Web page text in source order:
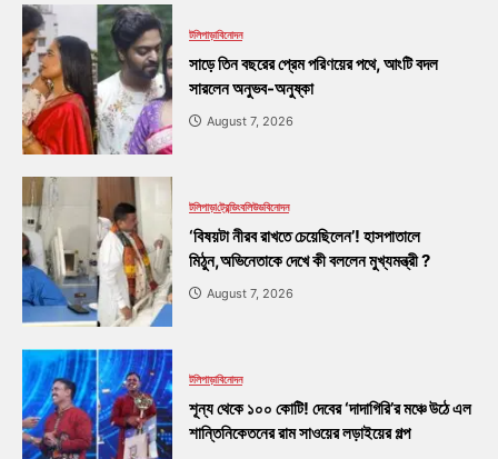
টলিপাড়াবিনোদন
সাড়ে তিন বছরের প্রেম পরিণয়ের পথে, আংটি বদল
সারলেন অনুভব-অনুষ্কা
August 7, 2026
টলিপাড়াট্রেন্ডিংবলিউডবিনোদন
‘বিষয়টা নীরব রাখতে চেয়েছিলেন’! হাসপাতালে
মিঠুন,অভিনেতাকে দেখে কী বললেন মুখ্যমন্ত্রী ?
August 7, 2026
টলিপাড়াবিনোদন
শূন্য থেকে ১০০ কোটি! দেবের ‘দাদাগিরি’র মঞ্চে উঠে এল
শান্তিনিকেতনের রাম সাওয়ের লড়াইয়ের গল্প